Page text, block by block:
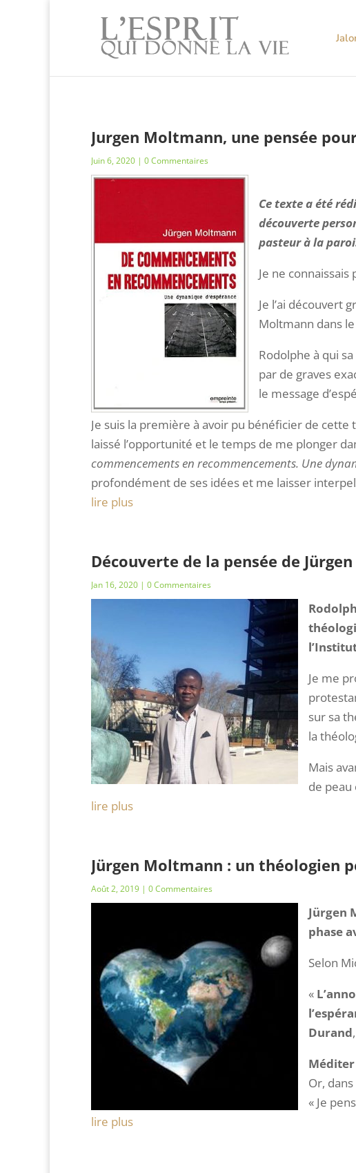
Jurgen Moltmann, une pensée
Juin 6, 2020 | 0 Commentaires
Ce texte a été
découverte
pasteur à la
Je ne
Je l’ai découvert
Moltmann dans
Rodolphe à qui
par de graves
le message
Je suis la première à avoir pu bénéficier de
laissé l’opportunité et le temps de me plonger
commencements en recommencements. Une
profondément de ses idées et me laisser
lire plus
Découverte de la pensée de
Jan 16, 2020 | 0 Commentaires
Je me
sur sa
la
Mais
de peau
lire plus
Jürgen Moltmann : un théologien
Août 2, 2019 | 0 Commentaires
Jürgen
phase
Selon
«
Durand
Or,
« Je
lire plus